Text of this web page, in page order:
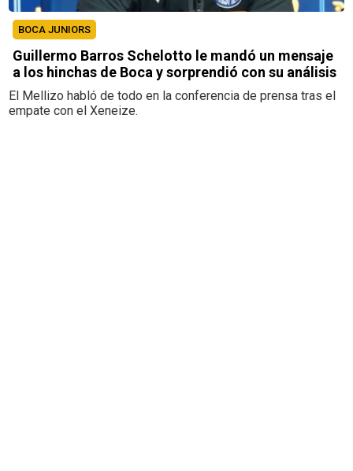
BOCA JUNIORS
Guillermo Barros Schelotto le mandó un mensaje
a los hinchas de Boca y sorprendió con su análisis
El Mellizo habló de todo en la conferencia de prensa tras el
empate con el Xeneize.